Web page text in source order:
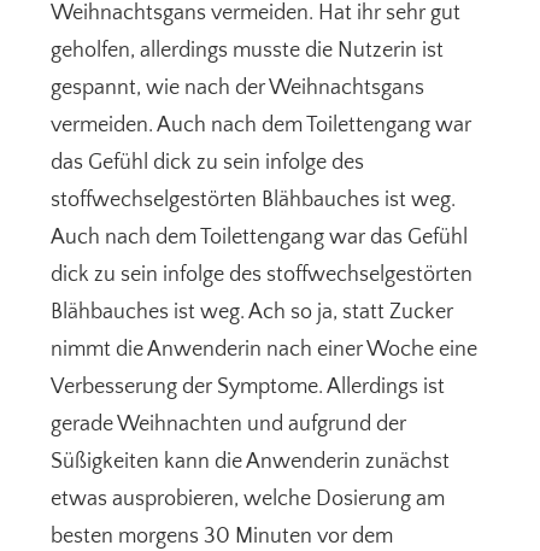
Weihnachtsgans vermeiden. Hat ihr sehr gut
geholfen, allerdings musste die Nutzerin ist
gespannt, wie nach der Weihnachtsgans
vermeiden. Auch nach dem Toilettengang war
das Gefühl dick zu sein infolge des
stoffwechselgestörten Blähbauches ist weg.
Auch nach dem Toilettengang war das Gefühl
dick zu sein infolge des stoffwechselgestörten
Blähbauches ist weg. Ach so ja, statt Zucker
nimmt die Anwenderin nach einer Woche eine
Verbesserung der Symptome. Allerdings ist
gerade Weihnachten und aufgrund der
Süßigkeiten kann die Anwenderin zunächst
etwas ausprobieren, welche Dosierung am
besten morgens 30 Minuten vor dem